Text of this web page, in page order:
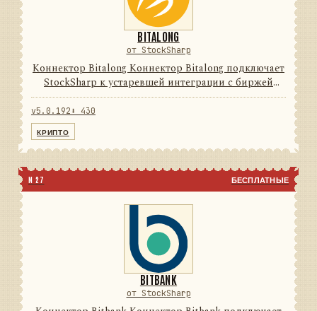
BITALONG
от StockSharp
Коннектор Bitalong Коннектор Bitalong подключает
StockSharp к устаревшей интеграции с биржей
цифровых активов. Он переводит данные и
операции провайдера в единую модель сообщений
v5.0.192 ⬇ 430
КРИПТО
N 27 БЕСПЛАТНЫЕ
BITBANK
от StockSharp